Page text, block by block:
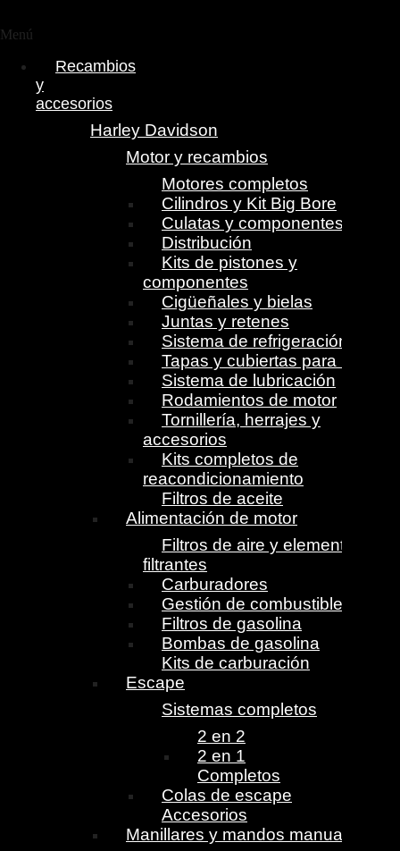
Menú
Recambios
y
accesorios
Harley Davidson
Motor y recambios
Motores completos
Cilindros y Kit Big Bore
Culatas y componentes
Distribución
Kits de pistones y
componentes
Cigüeñales y bielas
Juntas y retenes
Sistema de refrigeración
Tapas y cubiertas para motor
Sistema de lubricación
Rodamientos de motor
Tornillería, herrajes y
accesorios
Kits completos de
reacondicionamiento
Filtros de aceite
Alimentación de motor
Filtros de aire y elementos
filtrantes
Carburadores
Gestión de combustible
Filtros de gasolina
Bombas de gasolina
Kits de carburación
Escape
Sistemas completos
2 en 2
2 en 1
Completos
Colas de escape
Accesorios
Manillares y mandos manuales